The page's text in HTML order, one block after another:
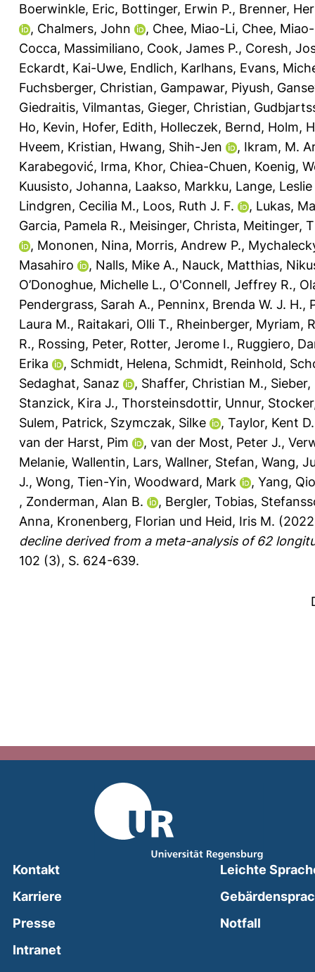
Boerwinkle, Eric, Bottinger, Erwin P., Brenner,
, Chalmers, John , Chee, Miao-Li, Chee,
Cocca, Massimiliano, Cook, James P., Coresh,
Eckardt, Kai-Uwe, Endlich, Karlhans, Evans,
Fuchsberger, Christian, Gampawar, Piyush,
Giedraitis, Vilmantas, Gieger, Christian,
Ho, Kevin, Hofer, Edith, Holleczek, Bernd, Holm,
Hveem, Kristian, Hwang, Shih-Jen , Ikram, M.
Karabegović, Irma, Khor, Chiea-Chuen, Koenig,
Kuusisto, Johanna, Laakso, Markku, Lange, Leslie
Lindgren, Cecilia M., Loos, Ruth J. F. , Lukas,
Garcia, Pamela R., Meisinger, Christa, Meitinger,
, Mononen, Nina, Morris, Andrew P.,
Masahiro
, Nalls, Mike A., Nauck, Matthias,
O’Donoghue, Michelle L., O'Connell, Jeffrey R.,
Pendergrass, Sarah A., Penninx, Brenda W. J. H.,
Laura M., Raitakari, Olli T., Rheinberger, Myriam,
R., Rossing, Peter, Rotter, Jerome I., Ruggiero,
Erika
, Schmidt, Helena, Schmidt, Reinhold,
Sedaghat, Sanaz
, Shaffer, Christian M.,
Stanzick, Kira J., Thorsteinsdottir, Unnur,
Sulem, Patrick, Szymczak, Silke , Taylor, Kent D.
van der Harst, Pim
, van der Most, Peter J.,
Melanie, Wallentin, Lars, Wallner, Stefan, Wang,
J., Wong, Tien-Yin, Woodward, Mark , Yang,
, Zonderman, Alan B. , Bergler, Tobias,
Anna, Kronenberg, Florian und Heid, Iris M.
decline derived from a meta-analysis of 62
102 (3), S. 624-639.
Kontakt
Karriere
Presse
Intranet(external link, opens in a new window)
Leichte
Notfall